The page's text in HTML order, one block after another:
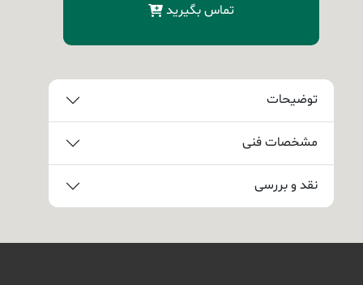
تماس بگیرید
توضیحات
مشخصات فنی
نقد و بررسی